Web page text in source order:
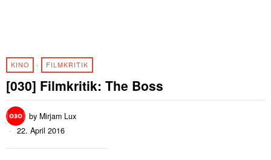
KINO · FILMKRITIK
[030] Filmkritik: The Boss
by Mirjam Lux
22. April 2016